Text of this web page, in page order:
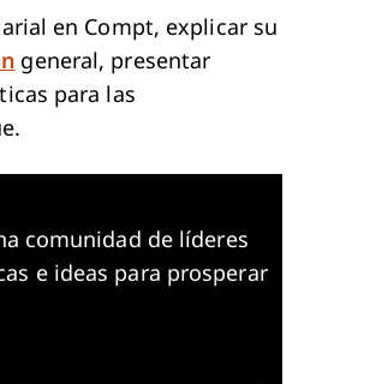
en Compt, explicar su
general, presentar
para las
comunidad de líderes
e ideas para prosperar